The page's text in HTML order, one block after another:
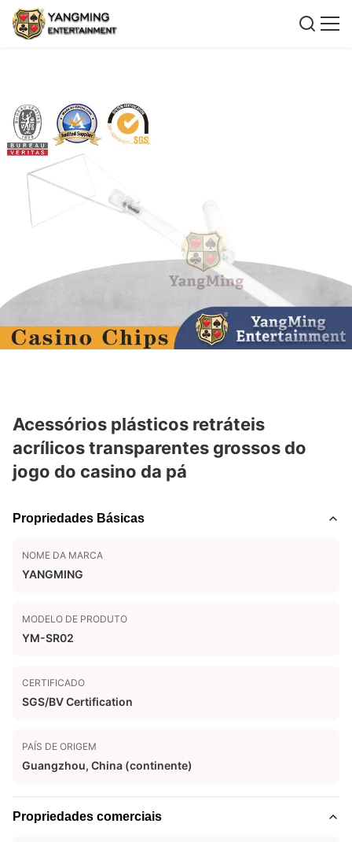
Acessórios plásticos retráteis
acrílicos transparentes grossos do
jogo do casino da pá
Propriedades Básicas
NOME DA MARCA
YANGMING
MODELO DE PRODUTO
YM-SR02
CERTIFICADO
SGS/BV Certification
PAÍS DE ORIGEM
Guangzhou, China (continente)
Propriedades comerciais